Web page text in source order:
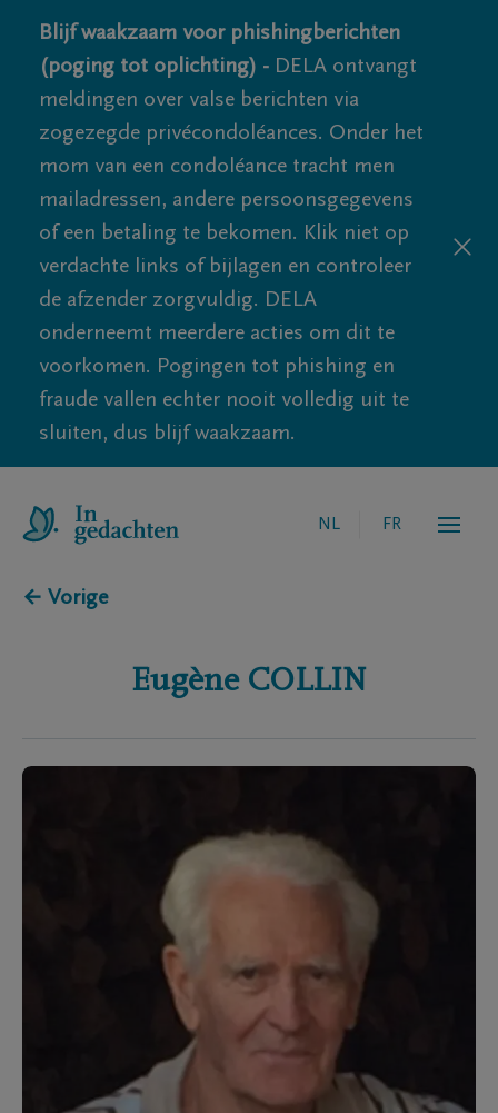
Blijf waakzaam voor phishingberichten
(poging tot oplichting) - DELA ontvangt
meldingen over valse berichten via
zogezegde privécondoléances. Onder het
mom van een condoléance tracht men
mailadressen, andere persoonsgegevens
of een betaling te bekomen. Klik niet op
verdachte links of bijlagen en controleer
de afzender zorgvuldig. DELA
onderneemt meerdere acties om dit te
voorkomen. Pogingen tot phishing en
fraude vallen echter nooit volledig uit te
sluiten, dus blijf waakzaam.
NL FR
← Vorige
Eugène COLLIN